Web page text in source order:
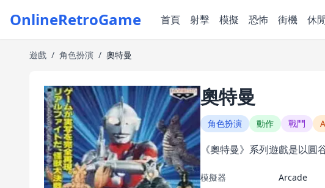
OnlineRetroGame 首頁 射擊 模擬 恐怖 街機 休
遊戲 / 角色扮演 / 奧特曼
奧特曼
角色扮演 動作 戰鬥
《奧特曼》系列遊戲是以圓
模擬器 Arcade